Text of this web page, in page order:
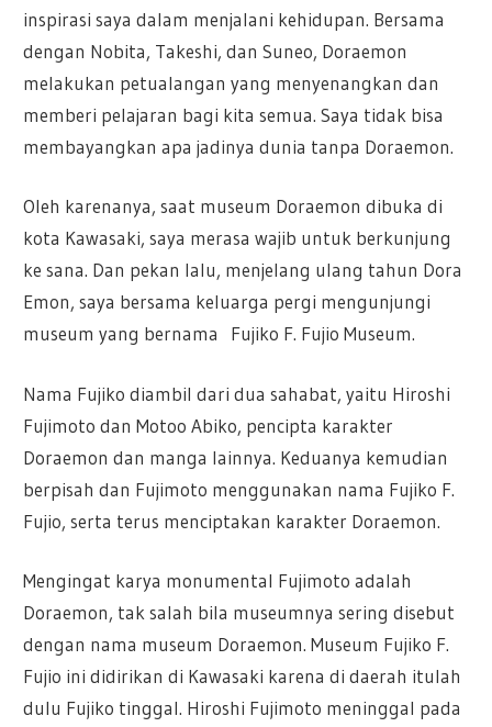
inspirasi saya dalam menjalani kehidupan. Bersama
dengan Nobita, Takeshi, dan Suneo, Doraemon
melakukan petualangan yang menyenangkan dan
memberi pelajaran bagi kita semua. Saya tidak bisa
membayangkan apa jadinya dunia tanpa Doraemon.
Oleh karenanya, saat museum Doraemon dibuka di
kota Kawasaki, saya merasa wajib untuk berkunjung
ke sana. Dan pekan lalu, menjelang ulang tahun Dora
Emon, saya bersama keluarga pergi mengunjungi
museum yang bernama Fujiko F. Fujio Museum.
Nama Fujiko diambil dari dua sahabat, yaitu Hiroshi
Fujimoto dan Motoo Abiko, pencipta karakter
Doraemon dan manga lainnya. Keduanya kemudian
berpisah dan Fujimoto menggunakan nama Fujiko F.
Fujio, serta terus menciptakan karakter Doraemon.
Mengingat karya monumental Fujimoto adalah
Doraemon, tak salah bila museumnya sering disebut
dengan nama museum Doraemon. Museum Fujiko F.
Fujio ini didirikan di Kawasaki karena di daerah itulah
dulu Fujiko tinggal. Hiroshi Fujimoto meninggal pada